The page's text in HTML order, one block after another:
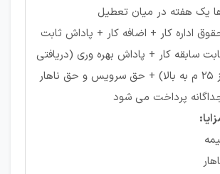
یک هفته در میان تعطیل
اداره کار + اضافه کار + پاداش ثابت
سابقه کار + پاداش بهره وری (دریافتی
از 25 م به بالا) + حق سرویس و حق ناهار
پرداخت می شود